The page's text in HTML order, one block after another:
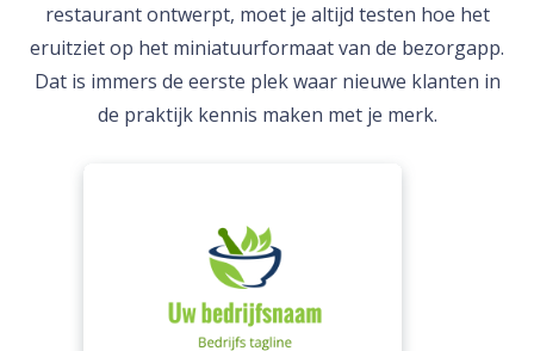
restaurant ontwerpt, moet je altijd testen hoe het
eruitziet op het miniatuurformaat van de bezorgapp.
Dat is immers de eerste plek waar nieuwe klanten in
de praktijk kennis maken met je merk.